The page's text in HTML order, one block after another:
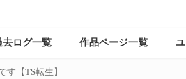
去ログ一覧 作品ページ一覧
す【TS転生】